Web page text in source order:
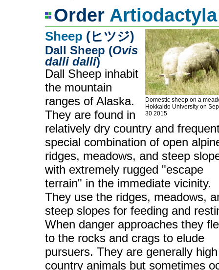
Order Artiodactyla
Domestic sheep on a
Hokkaido University on
30 2015
Sheep (ヒツジ)
Dall Sheep (Ovis
dalli dalli)
Dall Sheep inhabit
the mountain
ranges of Alaska.
They are found in
relatively dry country and
special combination of open
ridges, meadows, and steep
with extremely rugged "escape
terrain" in the immediate vicinity.
They use the ridges, meadows,
steep slopes for feeding and
When danger approaches they
to the rocks and crags to elude
pursuers. They are generally high
country animals but sometimes